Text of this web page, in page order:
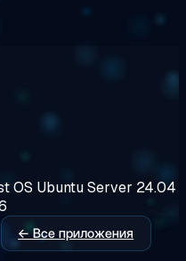
OS Ubuntu Server 24.04
← Все приложения